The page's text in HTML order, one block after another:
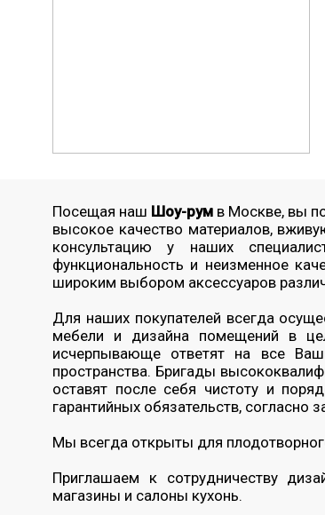
Посещая наш Шоу-рум в Москве, вы
высокое качество материалов,
консультацию у наших
функциональность и неизменное
широким выбором аксессуаров
Для наших покупателей всегда
мебели и дизайна помещений в
исчерпывающе ответят на все
пространства. Бригады
оставят после себя чистоту и
гарантийных обязательств, согласно
Мы всегда открыты для
Приглашаем к сотрудничеству
магазины и салоны кухонь.